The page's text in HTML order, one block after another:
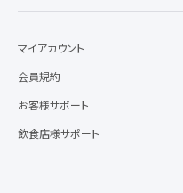
マイアカウント
会員規約
お客様サポート
飲食店様サポート